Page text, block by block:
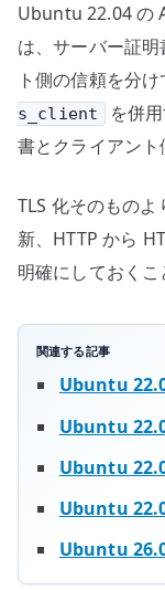
Ubuntu 22.04 の
は、サーバー証
ト側の信頼を分け
s_client
を併
書とクライアント
TLS 化そのもの
新、HTTP から
明確にしておくこ
関連する記事
Ubuntu
Ubuntu
Ubuntu
Ubuntu
Ubuntu